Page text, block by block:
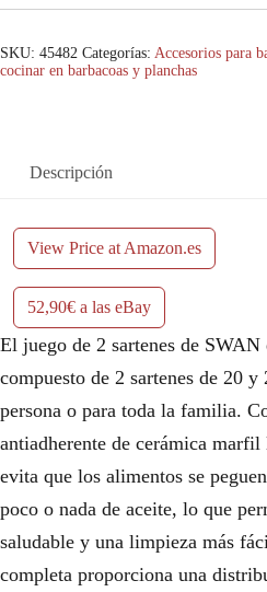
i
l
r
a
:
7
1
9
0
a
5
2
,
9
0
.
SKU: 45482 Categorías: Accesorios para
cocinar en barbacoas y planchas
Descripción
View Price at Amazon.es
52,90€ a las eBay
El juego de 2 sartenes de SWAN
compuesto de 2 sartenes de 20
persona o para toda la familia.
antiadherente de cerámica
evita que los alimentos se
poco o nada de aceite, lo que
saludable y una limpieza más
completa proporciona una